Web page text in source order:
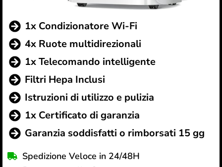
1x Condizionatore Wi-Fi
4x Ruote multidirezionali
1x Telecomando intelligente
Filtri Hepa Inclusi
Istruzioni di utilizzo e pulizia
1x Certificato di garanzia
Garanzia soddisfatti o rimborsati 15 gg
Spedizione Veloce in 24/48H